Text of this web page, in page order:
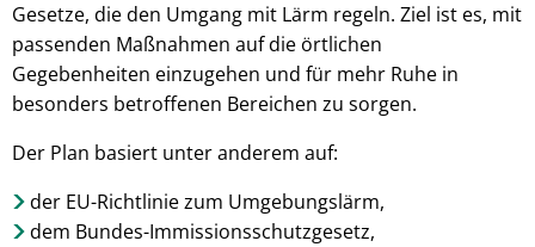
Gesetze, die den Umgang mit Lärm regeln. Ziel ist es, mit
passenden Maßnahmen auf die örtlichen
Gegebenheiten einzugehen und für mehr Ruhe in
besonders betroffenen Bereichen zu sorgen.
Der Plan basiert unter anderem auf:
der EU-Richtlinie zum Umgebungslärm,
dem Bundes-Immissionsschutzgesetz,